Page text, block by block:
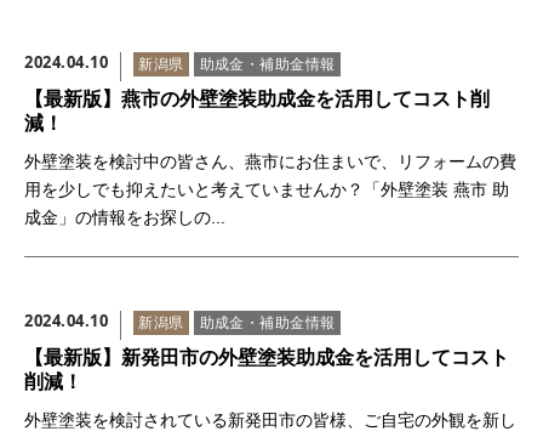
2024.04.10 新潟県 助成金・補助金情報
【最新版】燕市の外壁塗装助成金を活用してコスト削
減！
外壁塗装を検討中の皆さん、燕市にお住まいで、リフォームの費
用を少しでも抑えたいと考えていませんか？「外壁塗装 燕市 助
成金」の情報をお探しの...
2024.04.10 新潟県 助成金・補助金情報
【最新版】新発田市の外壁塗装助成金を活用してコスト
削減！
外壁塗装を検討されている新発田市の皆様、ご自宅の外観を新し